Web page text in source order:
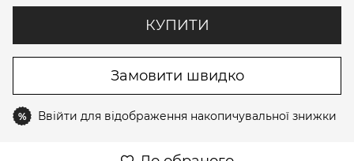
КУПИТИ
Замовити швидко
% Ввійти для відображення накопичувальної знижки